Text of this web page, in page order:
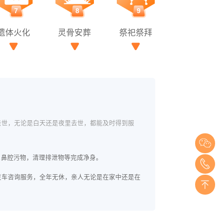
7
体火化
8
灵骨安葬
9
祭祀祭拜
，无论是白天还是夜里去世，都能及时得到服
腔污物，清理排泄物等完成净身。
咨询服务，全年无休，亲人无论是在家中还是在